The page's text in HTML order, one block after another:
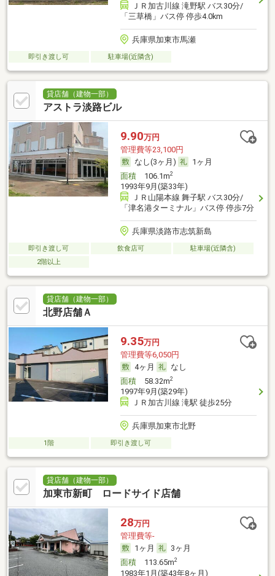
ＪＲ加古川線 滝野駅 バス30分/
「三草橋」バス停 停歩4.0km
兵庫県加東市馬瀬
即引き渡し可 駐車場(近隣含)
貸店舗（建物一部）
アストラ淡路ビル
9.90万円
管理費等23,100円
なし(3ヶ月)
1ヶ月
面積106.1m2
1993年9月(築33年)
ＪＲ山陽本線 舞子駅 バス30分/
「津名港ターミナル」バス停 停歩7分
兵庫県淡路市志筑新島
即引き渡し可 飲食店可
駐車場(近隣含)
2階以上
貸店舗（建物一部）
北野店舗Ａ
9.35万円
管理費等6,050円
4ヶ月
なし
面積58.32m2
1997年9月(築29年)
ＪＲ加古川線 滝駅 徒歩25分
兵庫県加東市北野
1階 即引き渡し可
貸店舗（建物一部）
加東市新町 ロードサイド店舗
28万円
管理費等-
1ヶ月
3ヶ月
面積113.65m2
1983年1月(築43年8ヶ月)